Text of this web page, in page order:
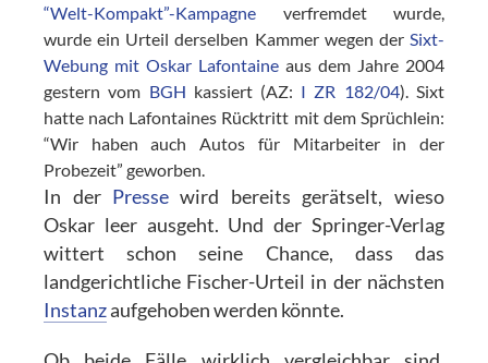
“Welt-Kompakt”-Kampagne verfremdet wurde,
wurde ein Urteil derselben Kammer wegen der Sixt-
Webung mit Oskar Lafontaine aus dem Jahre 2004
gestern vom BGH kassiert (AZ: I ZR 182/04). Sixt
hatte nach Lafontaines Rücktritt mit dem Sprüchlein:
“Wir haben auch Autos für Mitarbeiter in der
Probezeit” geworben.
In der Presse wird bereits gerätselt, wieso
Oskar leer ausgeht. Und der Springer-Verlag
wittert schon seine Chance, dass das
landgerichtliche Fischer-Urteil in der nächsten
Instanzaufgehoben werden könnte.